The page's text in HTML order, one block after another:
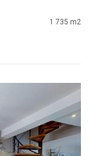
1 735 m2